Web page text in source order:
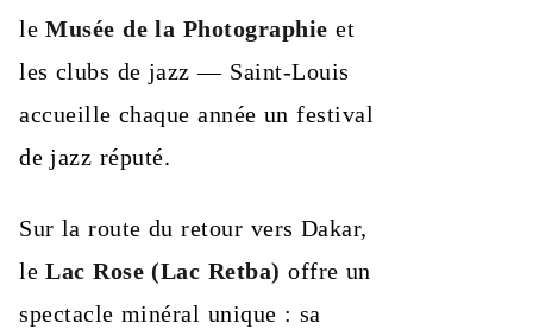
leMusée de la Photographie et
les clubs de jazz — Saint-Louis
accueille chaque année un festival
de jazz réputé.
Sur la route du retour vers Dakar,
leLac Rose (Lac Retba) offre un
spectacle minéral unique : sa